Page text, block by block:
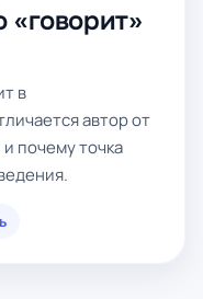
«говорит»
в
автор от
почему точка